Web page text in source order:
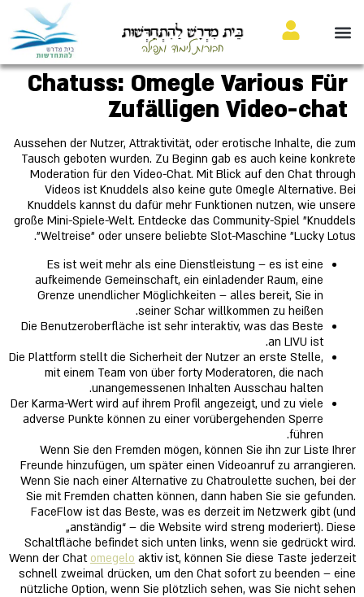
בֵּית מִדְרָשׁ לַהִתְחַדְּשׁוּת
חבורות לימוד ותפילה
Chatuss: Omegle Various Für
Zufälligen Video-chat
Aussehen der Nutzer, Attraktivität, oder erotische Inhalte, die zum
Tausch geboten wurden. Zu Beginn gab es auch keine konkrete
Moderation für den Video-Chat. Mit Blick auf den Chat through
Videos ist Knuddels also keine gute Omegle Alternative. Bei
Knuddels kannst du dafür mehr Funktionen nutzen, wie unsere
große Mini-Spiele-Welt. Entdecke das Community-Spiel "Knuddels
Weltreise" oder unsere beliebte Slot-Maschine "Lucky Lotus".
Es ist weit mehr als eine Dienstleistung – es ist eine
aufkeimende Gemeinschaft, ein einladender Raum, eine
Grenze unendlicher Möglichkeiten – alles bereit, Sie in
seiner Schar willkommen zu heißen.
Die Benutzeroberfläche ist sehr interaktiv, was das Beste
an LIVU ist.
Die Plattform stellt die Sicherheit der Nutzer an erste Stelle,
mit einem Team von über forty Moderatoren, die nach
unangemessenen Inhalten Ausschau halten.
Der Karma-Wert wird auf ihrem Profil angezeigt, und zu viele
adverse Punkte können zu einer vorübergehenden Sperre
führen.
Wenn Sie den Fremden mögen, können Sie ihn zur Liste Ihrer
Freunde hinzufügen, um später einen Videoanruf zu arrangieren.
Wenn Sie nach einer Alternative zu Chatroulette suchen, bei der
Sie mit Fremden chatten können, dann haben Sie sie gefunden.
FaceFlow ist das Beste, was es derzeit im Netzwerk gibt (und
„anständig“ – die Website wird streng moderiert). Diese
Schaltfläche befindet sich unten links, wenn sie gedrückt wird.
Wenn der Chat omegelo aktiv ist, können Sie diese Taste jederzeit
schnell zweimal drücken, um den Chat sofort zu beenden – eine
nützliche Option, wenn Sie plötzlich sehen, was Sie nicht sehen